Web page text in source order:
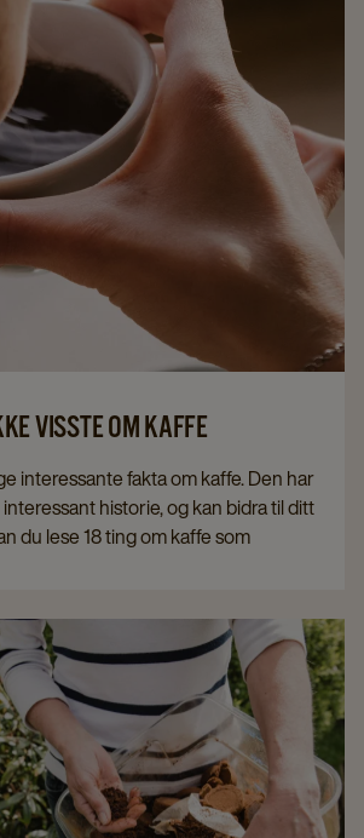
VISSTE OM KAFFE
interessante fakta om kaffe. Den har
historie, og kan bidra til ditt
du lese 18 ting om kaffe som